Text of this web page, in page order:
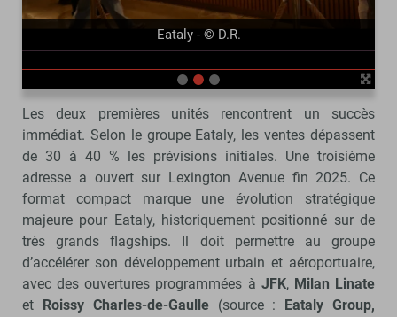
Eataly - © D.R.
Les deux premières unités rencontrent un succès
immédiat. Selon le groupe Eataly, les ventes dépassent
de 30 à 40 % les prévisions initiales. Une troisième
adresse a ouvert sur Lexington Avenue fin 2025. Ce
format compact marque une évolution stratégique
majeure pour Eataly, historiquement positionné sur de
très grands flagships. Il doit permettre au groupe
d’accélérer son développement urbain et aéroportuaire,
avec des ouvertures programmées à JFK, Milan Linate
et
Roissy Charles-de-Gaulle(source :
Eataly Group,